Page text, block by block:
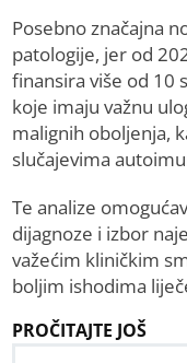
Posebno značajna
patologije, jer od
finansira više od 10
koje imaju važnu
malignih oboljenja,
slučajevima
Te analize
dijagnoze i izbor
važećim kliničkim
boljim ishodima
PROČITAJTE JOŠ